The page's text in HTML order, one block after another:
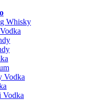
Whisky
Vodka
Vodka